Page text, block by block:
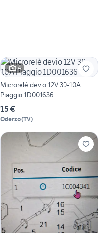
4
Microrelè devio 12V 30-10A
Piaggio 1D001636
15 €
Oderzo(TV)